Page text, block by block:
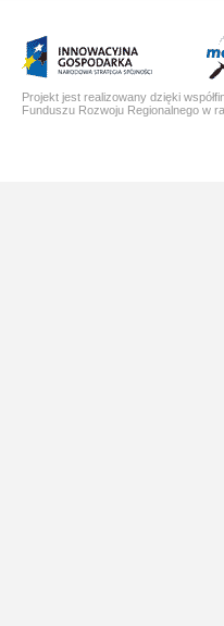
Projekt jest realizowany dzięki
Funduszu Rozwoju Regionalnego w